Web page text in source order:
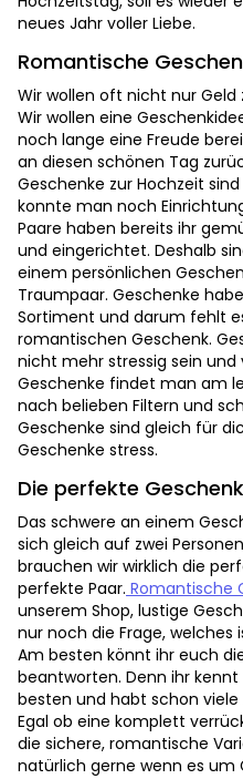
neues Jahr voller Liebe.
Romantische
Wir wollen oft nicht nur Geld
Wir wollen eine
noch lange eine Freude
an diesen schönen Tag
Geschenke zur Hochzeit
konnte man noch
Paare haben bereits ihr
und eingerichtet. Deshalb
einem persönlichen
Traumpaar. Geschenke
Sortiment und darum fehlt
romantischen Geschenk.
nicht mehr stressig sein und
Geschenke findet man am
nach belieben Filtern und
Geschenke sind gleich für
Geschenke stress.
Die perfekte
Das schwere an einem
sich gleich auf zwei
brauchen wir wirklich die
perfekte Paar. Romantische
unserem Shop, lustige
nur noch die Frage, welches
Am besten könnt ihr euch
beantworten. Denn ihr
besten und habt schon
Egal ob eine komplett
die sichere, romantische
natürlich gerne wenn es um